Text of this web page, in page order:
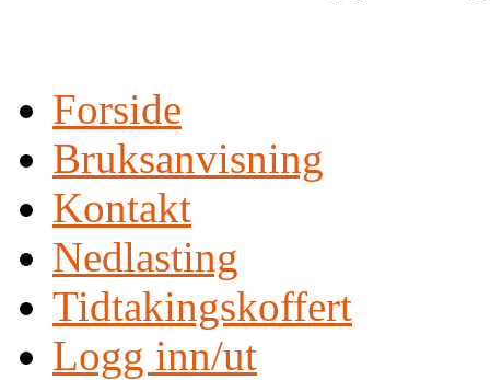
Forside
Bruksanvisning
Kontakt
Nedlasting
Tidtakingskoffert
Logg inn/ut